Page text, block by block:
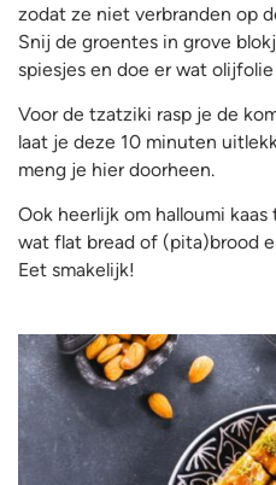
zodat ze niet verbranden op
Snij de groentes in grove
spiesjes en doe er wat
Voor de tzatziki rasp je de
laat je deze 10 minuten
meng je hier doorheen.
Ook heerlijk om halloumi
wat flat bread of (pita)brood
Eet smakelijk!